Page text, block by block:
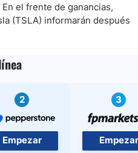
el frente de ganancias,
(TSLA) informarán después
2
Empezar
3
Empezar